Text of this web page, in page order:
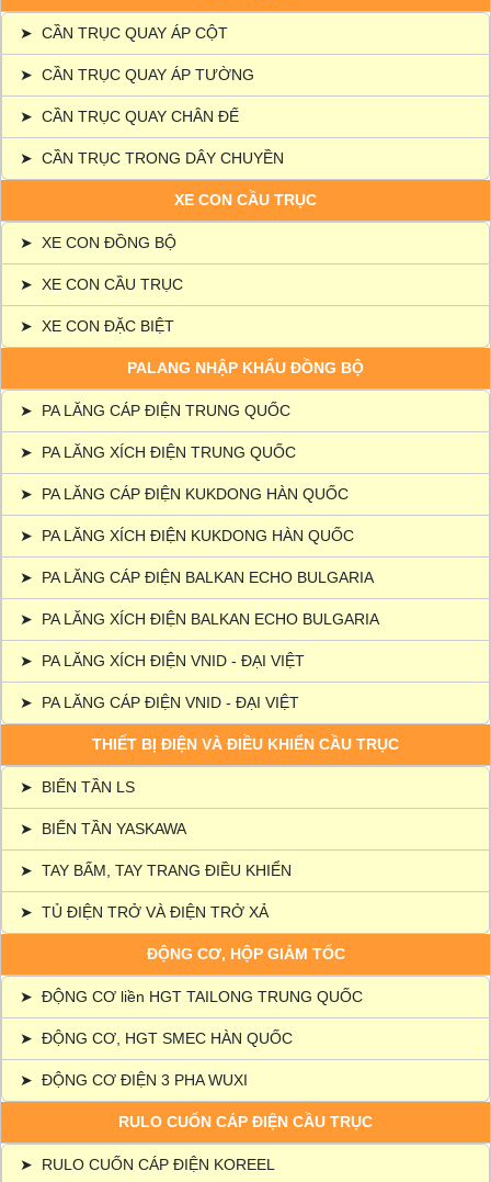
➤ CẦN TRỤC QUAY ÁP CỘT
➤ CẦN TRỤC QUAY ÁP TƯỜNG
➤ CẦN TRỤC QUAY CHÂN ĐẾ
➤ CẦN TRỤC TRONG DÂY CHUYỀN
XE CON CẦU TRỤC
➤ XE CON ĐỒNG BỘ
➤ XE CON CẦU TRỤC
➤ XE CON ĐẶC BIỆT
PALANG NHẬP KHẨU ĐỒNG BỘ
➤ PA LĂNG CÁP ĐIỆN TRUNG QUỐC
➤ PA LĂNG XÍCH ĐIỆN TRUNG QUỐC
➤ PA LĂNG CÁP ĐIỆN KUKDONG HÀN QUỐC
➤ PA LĂNG XÍCH ĐIỆN KUKDONG HÀN QUỐC
➤ PA LĂNG CÁP ĐIỆN BALKAN ECHO BULGARIA
➤ PA LĂNG XÍCH ĐIỆN BALKAN ECHO BULGARIA
➤ PA LĂNG XÍCH ĐIỆN VNID - ĐẠI VIỆT
➤ PA LĂNG CÁP ĐIỆN VNID - ĐẠI VIỆT
THIẾT BỊ ĐIỆN VÀ ĐIỀU KHIỂN CẦU TRỤC
➤ BIẾN TẦN LS
➤ BIẾN TẦN YASKAWA
➤ TAY BẤM, TAY TRANG ĐIỀU KHIỂN
➤ TỦ ĐIỆN TRỞ VÀ ĐIỆN TRỞ XẢ
ĐỘNG CƠ, HỘP GIẢM TỐC
➤ ĐỘNG CƠ liền HGT TAILONG TRUNG QUỐC
➤ ĐỘNG CƠ, HGT SMEC HÀN QUỐC
➤ ĐỘNG CƠ ĐIỆN 3 PHA WUXI
RULO CUỐN CÁP ĐIỆN CẦU TRỤC
➤ RULO CUỐN CÁP ĐIỆN KOREEL